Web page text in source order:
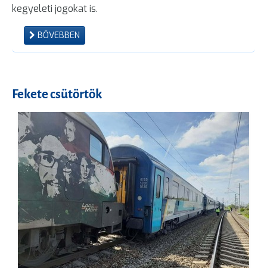
kegyeleti jogokat is.
BŐVEBBEN
Fekete csütörtök